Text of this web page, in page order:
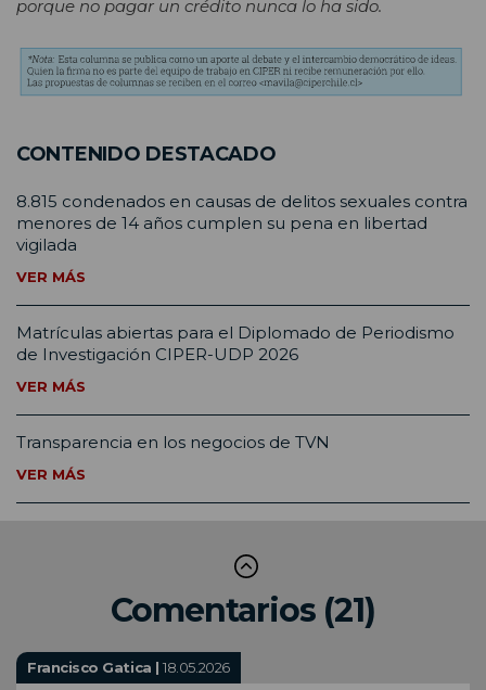
porque no pagar un crédito nunca lo ha sido.
CONTENIDO DESTACADO
8.815 condenados en causas de delitos sexuales contra
menores de 14 años cumplen su pena en libertad
vigilada
VER MÁS
Matrículas abiertas para el Diplomado de Periodismo
de Investigación CIPER-UDP 2026
VER MÁS
Transparencia en los negocios de TVN
VER MÁS
Comentarios (21)
Francisco Gatica |18.05.2026